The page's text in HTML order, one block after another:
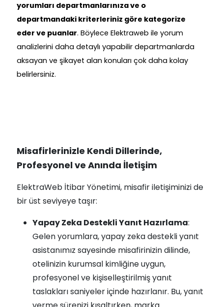
yorumları departmanlarınıza ve o
departmandaki kriterleriniz göre kategorize
eder ve puanlar. Böylece Elektraweb ile yorum
analizlerini daha detaylı yapabilir departmanlarda
aksayan ve şikayet alan konuları çok daha kolay
belirlersiniz.
Misafirlerinizle Kendi Dillerinde,
Profesyonel ve Anında İletişim
ElektraWeb İtibar Yönetimi, misafir iletişiminizi de
bir üst seviyeye taşır:
Yapay Zeka Destekli Yanıt Hazırlama:
Gelen yorumlara, yapay zeka destekli yanıt
asistanımız sayesinde misafirinizin dilinde,
otelinizin kurumsal kimliğine uygun,
profesyonel ve kişiselleştirilmiş yanıt
taslakları saniyeler içinde hazırlanır. Bu, yanıt